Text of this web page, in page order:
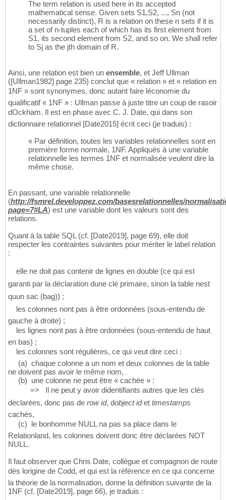
The term relation is used here in its accepted
mathematical sense. Given sets S1,S2, ..., Sn (not
necessarily distinct), R is a relation on these n sets if it is
a set of n-tuples each of which has its first element from
S1, its second element from S2, and so on. We shall refer
to Sj as the jth domain of R.
Ainsi, une relation est bien un ensemble, et Jeff Ullman
([Ullman1982] page 235) conclut que « relation » et « relation en
1NF » sont synonymes, donc autant faire léconomie du
qualificatif « 1NF » : Ullman passe à juste titre un coup de rasoir
dOckham. Il est en phase avec C. J. Date, qui dans son
dictionnaire relationnel [Date2015] écrit ceci (je traduis) :
« Par définition, toutes les variables relationnelles sont en
première forme normale, 1NF. Appliqués à une variable
relationnelle les termes 1NF et normalisée veulent dire la
même chose.
En passant, une variable relationnelle
(http://fsmrel.developpez.com/basesrelationnelles/
page=7#LA) est une variable dont les valeurs sont des
relations.
Quant à la table SQL (cf. [Date2019], page 69), elle doit
respecter les contraintes suivantes pour mériter le label relation
:
 elle ne doit pas contenir de lignes en double (ce qui est
garanti par la déclaration dune clé primaire, sinon la table nest
quun sac (bag)) ;
 les colonnes nont pas à être ordonnées (sous-entendu de
gauche à droite) ;
 les lignes nont pas à être ordonnées (sous-entendu de haut
en bas) ;
 les colonnes sont régulières, ce qui veut dire ceci :
(a) chaque colonne a un nom et deux colonnes de la table
ne doivent pas avoir le même nom,
(b) une colonne ne peut être « cachée » :
=> Il ne peut y avoir didentifiants autres que les clés
déclarées, donc pas de row id, dobject idet timestamps
cachés,
(c) le bonhomme NULL na pas sa place dans le
Relationland, les colonnes doivent donc être déclarées NOT
NULL.
Il faut observer que Chris Date, collègue et compagnon de route
dès lorigine de Codd, et qui est la référence en ce qui concerne
la théorie de la normalisation, donne la définition suivante de la
1NF (cf. [Date2019], page 66), je traduis :